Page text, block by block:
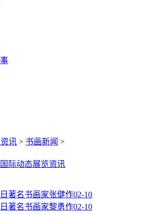
讯 > 书画新闻 >
国际动态展览资讯
著名书画家张健作02-10
著名书画家黎勇作02-10